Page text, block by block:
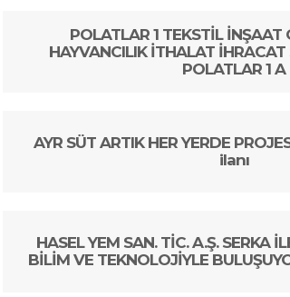
POLATLAR 1 TEKSTİL İNŞAAT
HAYVANCILIK İTHALAT İHRACAT
POLATLAR 1 A
AYR SÜT ARTIK HER YERDE
ilanı
HASEL YEM SAN. TİC. A.Ş. SERKA
BİLİM VE TEKNOLOJİYLE